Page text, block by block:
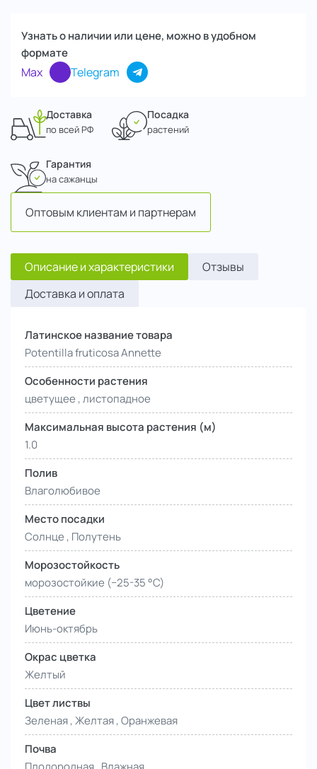
Узнать о наличии или цене, можно в удобном
формате
Max Telegram
Доставка
по всей РФ
Посадка
растений
Гарантия
на сажанцы
Оптовым клиентам и партнерам
Описание и характеристики
Отзывы
Доставка и оплата
Латинское название товара
Potentilla fruticosa Annette
Особенности растения
цветущее , листопадное
Максимальная высота растения (м)
1.0
Полив
Влаголюбивое
Место посадки
Солнце , Полутень
Морозостойкость
морозостойкие (−25-35 °С)
Цветение
Июнь-октябрь
Окрас цветка
Желтый
Цвет листвы
Зеленая , Желтая , Оранжевая
Почва